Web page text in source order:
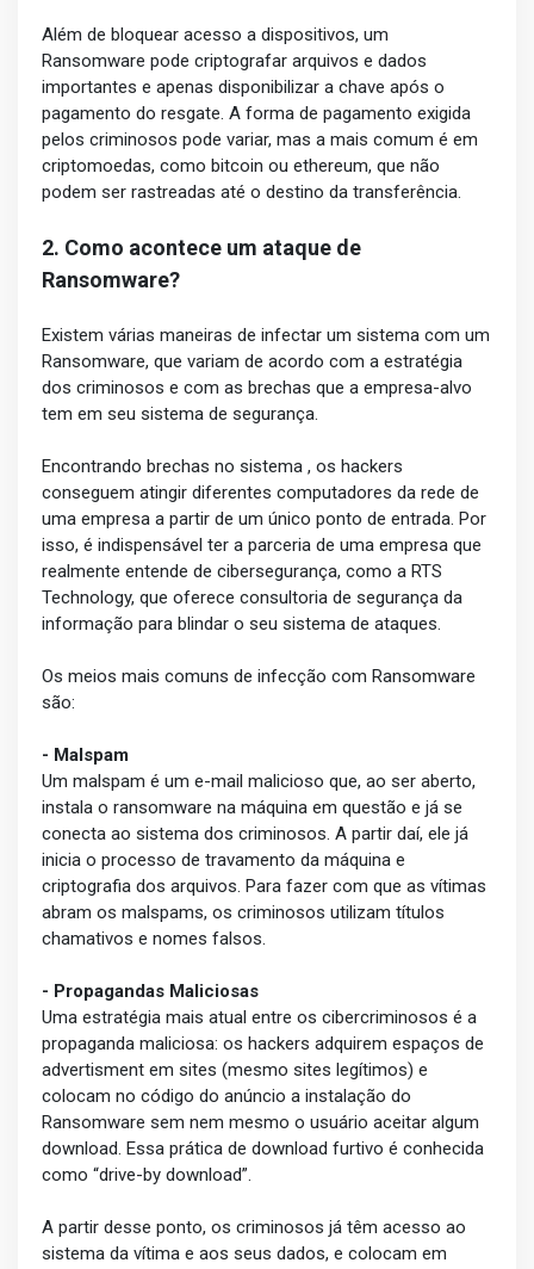
Além de bloquear acesso a dispositivos, um
Ransomware pode criptografar arquivos e dados
importantes e apenas disponibilizar a chave após o
pagamento do resgate. A forma de pagamento exigida
pelos criminosos pode variar, mas a mais comum é em
criptomoedas, como bitcoin ou ethereum, que não
podem ser rastreadas até o destino da transferência.
2. Como acontece um ataque de
Ransomware?
Existem várias maneiras de infectar um sistema com um
Ransomware, que variam de acordo com a estratégia
dos criminosos e com as brechas que a empresa-alvo
tem em seu sistema de segurança.
Encontrando brechas no sistema , os hackers
conseguem atingir diferentes computadores da rede de
uma empresa a partir de um único ponto de entrada. Por
isso, é indispensável ter a parceria de uma empresa que
realmente entende de cibersegurança, como a RTS
Technology, que oferece consultoria de segurança da
informação para blindar o seu sistema de ataques.
Os meios mais comuns de infecção com Ransomware
são:
- Malspam
Um malspam é um e-mail malicioso que, ao ser aberto,
instala o ransomware na máquina em questão e já se
conecta ao sistema dos criminosos. A partir daí, ele já
inicia o processo de travamento da máquina e
criptografia dos arquivos. Para fazer com que as vítimas
abram os malspams, os criminosos utilizam títulos
chamativos e nomes falsos.
- Propagandas Maliciosas
Uma estratégia mais atual entre os cibercriminosos é a
propaganda maliciosa: os hackers adquirem espaços de
advertisment em sites (mesmo sites legítimos) e
colocam no código do anúncio a instalação do
Ransomware sem nem mesmo o usuário aceitar algum
download. Essa prática de download furtivo é conhecida
como “drive-by download”.
A partir desse ponto, os criminosos já têm acesso ao
sistema da vítima e aos seus dados, e colocam em